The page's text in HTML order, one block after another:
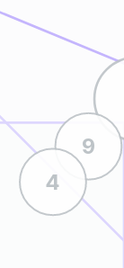
9
4